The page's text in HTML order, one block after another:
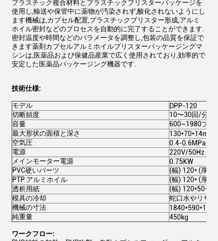
プラスチック複合材料とプラスチックブリスターパッケージを
使用し,輸送や保管中に薬物が汚染されず,酸化されないようにし
ます機械は,カプセル配置,プラスチックブリスター形成,アルミ
ホイル密封などのプロセスを自動的に完了することができます.
密封温度や時間などのパラメータを調整し,包装の品質を保証で
きます薬剤カプセルアルミホイルブリスターパッケージングマ
シンは,医薬品および保健品産業で広く使用されており,効率的で
安定した医薬品パッケージング機器です.
技術仕様:
モデル
DPP-120
切断頻度
10〜30回/分
容量
600~1980プレ
最大形状の面積と深さ
130*70*14mm
空気圧
0.4-0.6MPa
電源
220V/50Hz
メインモーター電源
0.75KW
PVC硬いパーツ
(幅) 120* (厚さ
PTP アルミホイル
(幅) 120* (厚さ
透析用紙
(幅) 120*50〜
模具の冷却
蛇口水やリサ
機械の寸法
純重量
450kg
ワークフロー: